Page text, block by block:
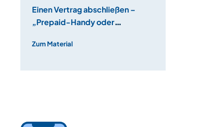
Einen Vertrag abschließen –
„Prepaid-Handy oder
Zum Material